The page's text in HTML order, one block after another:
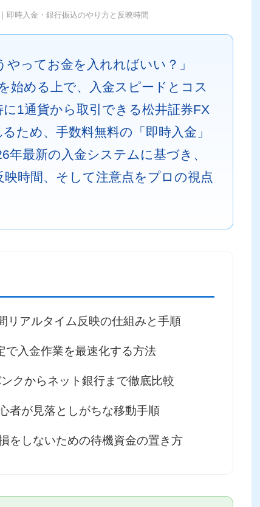
即時入金・銀行振込のやり方と反映時間
やってお金を入れればいい？」
始める上で、入金スピードとコス
1通貨から取引できる松井証券FX
ため、手数料無料の「即時入金」
最新の入金システムに基づき、
時間、そして注意点をプロの視点
リアルタイム反映の仕組みと手順
で入金作業を最速化する方法
ンクからネット銀行まで徹底比較
者が見落としがちな移動手順
をしないための待機資金の置き方